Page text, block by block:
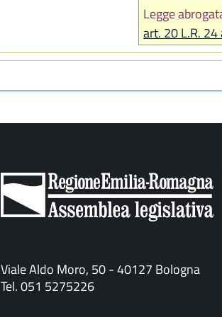
Legge
art. 20 L.R.
Viale Aldo Moro, 50 - 40127 Bologna
Tel. 051 5275226